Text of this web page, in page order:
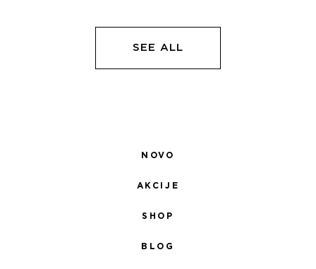
5.100,00 RSD.
SEE ALL
NOVO
AKCIJE
SHOP
BLOG